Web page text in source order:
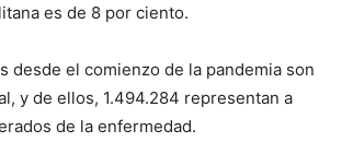
es de 8 por ciento.
desde el comienzo de la pandemia son
y de ellos, 1.494.284 representan a
de la enfermedad.